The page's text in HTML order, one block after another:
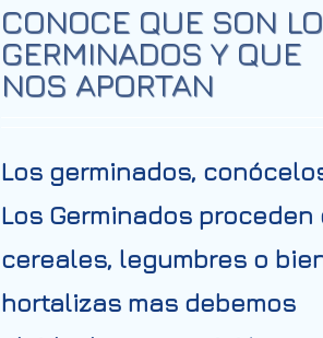
CONOCE QUE SON
GERMINADOS Y QUE
NOS APORTAN
Los germinados,
Los Germinados proceden
cereales, legumbres o
hortalizas mas debemos